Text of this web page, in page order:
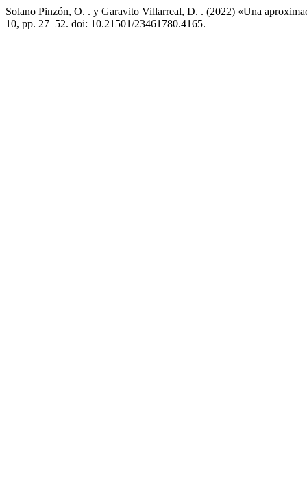
Solano Pinzón, O. . y Garavito Villarreal, D. . (2022) «Una
10, pp. 27–52. doi: 10.21501/23461780.4165.